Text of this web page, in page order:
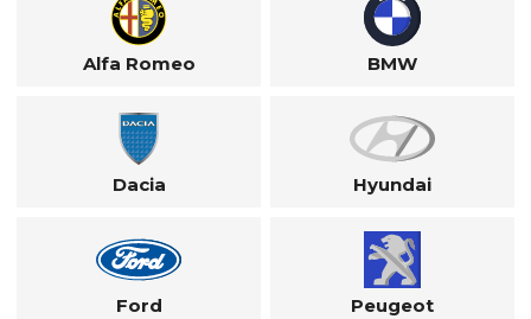
Alfa Romeo BMW
Dacia Hyundai
Ford Peugeot